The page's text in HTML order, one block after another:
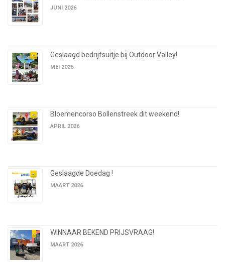
JUNI 2026
Geslaagd bedrijfsuitje bij Outdoor Valley!
MEI 2026
Bloemencorso Bollenstreek dit weekend!
APRIL 2026
Geslaagde Doedag !
MAART 2026
WINNAAR BEKEND PRIJSVRAAG!
MAART 2026